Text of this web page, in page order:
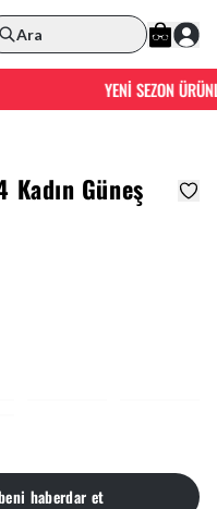
Ara
YENİ SEZON
Güneş
haberdar et